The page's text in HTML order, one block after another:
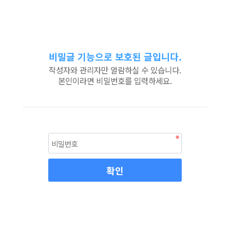
비밀글 기능으로 보호된 글입니다.
작성자와 관리자만 열람하실 수 있습니다.
본인이라면 비밀번호를 입력하세요.